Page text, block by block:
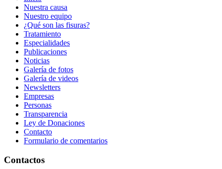
Nuestra causa
Nuestro equipo
¿Qué son las fisuras?
Tratamiento
Especialidades
Publicaciones
Noticias
Galería de fotos
Galería de videos
Newsletters
Empresas
Personas
Transparencia
Ley de Donaciones
Contacto
Formulario de comentarios
Contactos